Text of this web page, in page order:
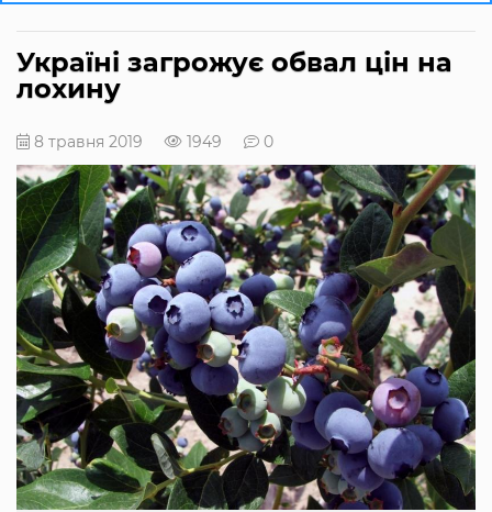
Україні загрожує обвал цін на
лохину
8 травня 2019 1949 0